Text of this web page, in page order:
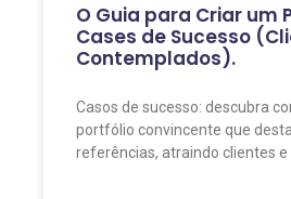
O Guia para Criar um
Cases de Sucesso
Contemplados).
Casos de sucesso: descubra
portfólio convincente que
referências, atraindo clientes e